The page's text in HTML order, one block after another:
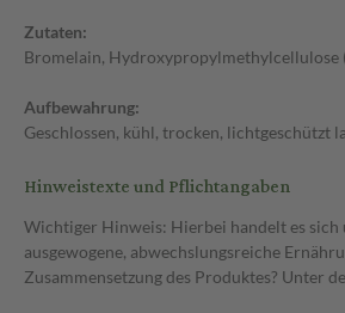
Zutaten:
Bromelain, Hydroxypropylmethylcellulose
Aufbewahrung:
Geschlossen, kühl, trocken, lichtgeschützt
Hinweistexte und Pflichtangaben
Wichtiger Hinweis: Hierbei handelt es sich
ausgewogene, abwechslungsreiche
Zusammensetzung des Produktes? Unter